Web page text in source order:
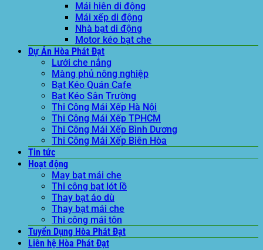
Mái hiên di động
Mái xếp di động
Nhà bạt di động
Motor kéo bạt che
Dự Án Hòa Phát Đạt
Lưới che nắng
Màng phủ nông nghiệp
Bạt Kéo Quán Cafe
Bạt Kéo Sân Trường
Thi Công Mái Xếp Hà Nội
Thi Công Mái Xếp TPHCM
Thi Công Mái Xếp Bình Dương
Thi Công Mái Xếp Biên Hòa
Tin tức
Hoạt động
May bạt mái che
Thi công bạt lót lồ
Thay bạt áo dù
Thay bạt mái che
Thi công mái tôn
Tuyển Dụng Hòa Phát Đạt
Liên hệ Hòa Phát Đạt